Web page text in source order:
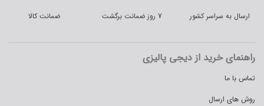
ارسال به سراسر کشور 7 روز ضمانت برگشت ضمانت کالا
راهنمای خرید از دیجی پالیزی
تماس با ما
روش های ارسال